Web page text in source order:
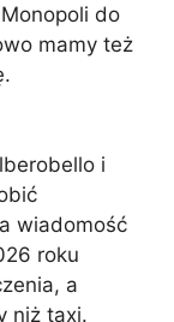
do
mamy też
i
wiadomość
roku
a
niż taxi.